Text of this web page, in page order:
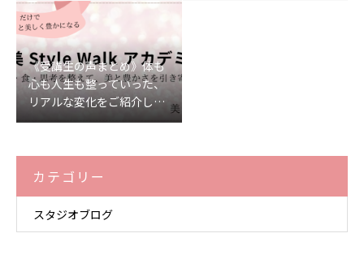
《受講生の声まとめ》体も
心も人生も整っていった、
リアルな変化をご紹介しま
す♡
カテゴリー
スタジオブログ